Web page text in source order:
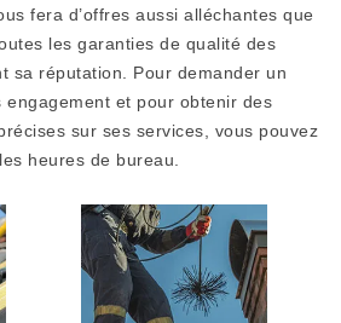
fera d’offres aussi alléchantes que
les garanties de qualité des
sa réputation. Pour demander un
engagement et pour obtenir des
sur ses services, vous pouvez
heures de bureau.